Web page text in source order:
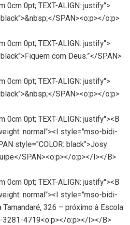
0cm 0pt; TEXT-ALIGN: justify">
SPAN><o:p></o:p>
0cm 0pt; TEXT-ALIGN: justify">
com Deus.”</SPAN>
0cm 0pt; TEXT-ALIGN: justify">
SPAN><o:p></o:p>
0cm 0pt; TEXT-ALIGN: justify"><B
normal"><I style="mso-bidi-
style="COLOR: black">Josy
SPAN><o:p></o:p></I></B>
0cm 0pt; TEXT-ALIGN: justify"><B
normal"><I style="mso-bidi-
326 – próximo à Escola
4719<o:p></o:p></I></B>